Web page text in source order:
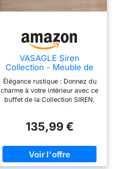
VASAGLE Siren
Collection - Meuble de
Cuisine, Style Maison de
Campagne, avec 2
Tiroirs, Étagères
à Café, 40 x 140 x 80
cm, Blanc Rustique
Élégance rustique : Donnez du
charme à votre intérieur avec ce
buffet de la Collection SIREN.
touche élégante. Associez-le
gamme pour créer un intérieur
harmonieux Rangement pratique
: Le plateau de 140 cm accueille
135,99 €